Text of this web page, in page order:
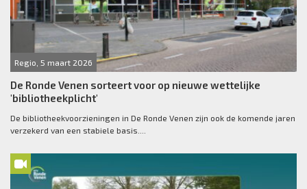
Regio, 5 maart 2026
De Ronde Venen sorteert voor op nieuwe wettelijke
'bibliotheekplicht'
De bibliotheekvoorzieningen in De Ronde Venen zijn ook de komende jaren
verzekerd van een stabiele basis....